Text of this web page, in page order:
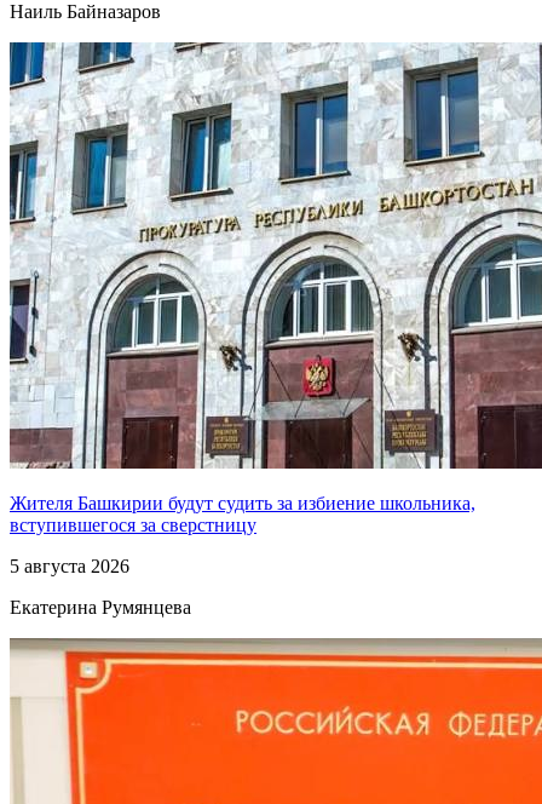
Наиль Байназаров
Жителя Башкирии будут судить за избиение школьника,
вступившегося за сверстницу
5 августа 2026
Екатерина Румянцева